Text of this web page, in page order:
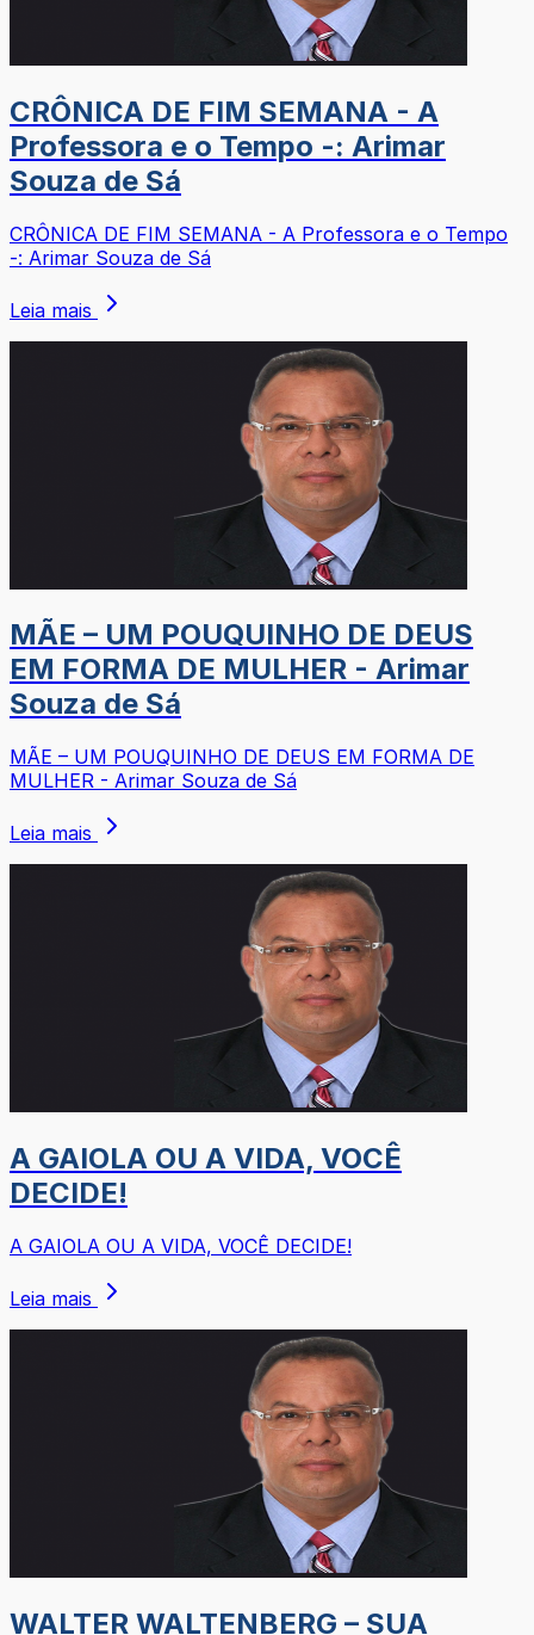
CRÔNICA DE FIM SEMANA - A
Professora e o Tempo -: Arimar
Souza de Sá
CRÔNICA DE FIM SEMANA - A Professora e o Tempo
-: Arimar Souza de Sá
Leia mais
MÃE – UM POUQUINHO DE DEUS
EM FORMA DE MULHER - Arimar
Souza de Sá
MÃE – UM POUQUINHO DE DEUS EM FORMA DE
MULHER - Arimar Souza de Sá
Leia mais
A GAIOLA OU A VIDA, VOCÊ
DECIDE!
A GAIOLA OU A VIDA, VOCÊ DECIDE!
Leia mais
WALTER WALTENBERG – SUA